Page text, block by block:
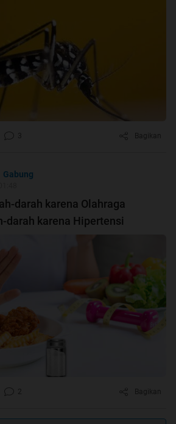
3 Bagikan
Gabung
darah karena Olahraga
darah karena Hipertensi
Bagikan